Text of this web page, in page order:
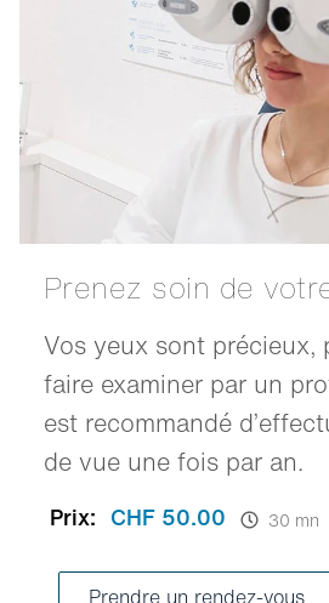
Prenez soin de
Vos yeux sont précieux,
faire examiner par un
est recommandé
de vue une fois par an.
Prix: CHF 50.00 30 mn
Prendre un rendez-vous